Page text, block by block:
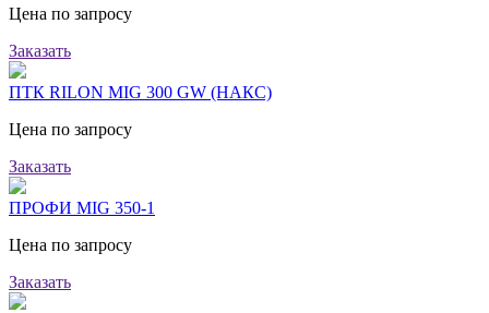
Цена по запросу
Заказать
ПТК RILON MIG 300 GW (НАКС)
Цена по запросу
Заказать
ПРОФИ MIG 350-1
Цена по запросу
Заказать